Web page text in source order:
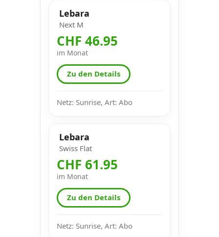
Lebara
Next M
CHF 46.95
im Monat
Zu den Details
Netz: Sunrise, Art: Abo
Lebara
Swiss Flat
CHF 61.95
im Monat
Zu den Details
Netz: Sunrise, Art: Abo